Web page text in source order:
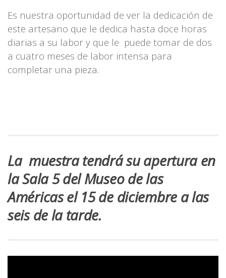
Es nuestra oportunidad de ver la dedicación de
este artesano que le dedica hasta doce horas
diarias a su labor y que le puede tomar de dos
a cuatro meses de labor intensa para
completar una pieza.
La muestra tendrá su apertura en
la Sala 5 del Museo de las
Américas el 15 de diciembre a las
seis de la tarde.